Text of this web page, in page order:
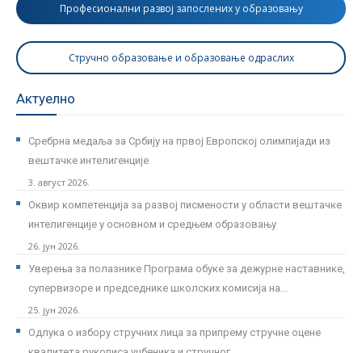
Професионални развој запослених у образовању
Стручно образовање и образовање одраслих
Актуелно
Сребрна медаља за Србију на првој Европској олимпијади из
вештачке интелигенције
3. август 2026.
Оквир компетенција за развој писмености у области вештачке
интелигенције у основном и средњем образовању
26. јун 2026.
Уверења за полазнике Програмa обуке за дежурне наставнике,
супервизоре и председнике школских комисија на...
25. јун 2026.
Одлука о избору стручних лица за припрему стручне оцене